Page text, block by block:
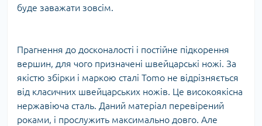
буде заважати зовсім.
Прагнення до досконалості і постійне підкорення
вершин, для чого призначені швейцарські ножі. За
якістю збірки і маркою сталі Tomo не відрізняється
від класичних швейцарських ножів. Це високоякісна
нержавіюча сталь. Даний матеріал перевірений
роками, і прослужить максимально довго. Але